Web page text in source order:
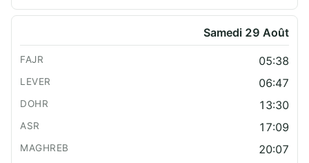
Samedi 29 Août
05:38
06:47
13:30
17:09
20:07